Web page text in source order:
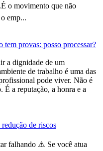
o movimento que não
emp...
tem provas: posso processar?
a dignidade de um
de trabalho é uma das
pode viver. Não é
É a reputação, a honra e a
de riscos
falhando ⚠️ Se você atua